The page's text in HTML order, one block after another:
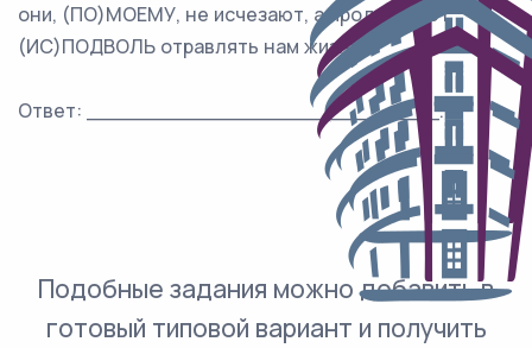
они, (ПО)МОЕМУ, не исчезают, а продолжают
(ИС)ПОДВОЛЬ отравлять нам жизнь.
Ответ: ___________________________.
Подобные задания можно добавить в
готовый типовой вариант и получить